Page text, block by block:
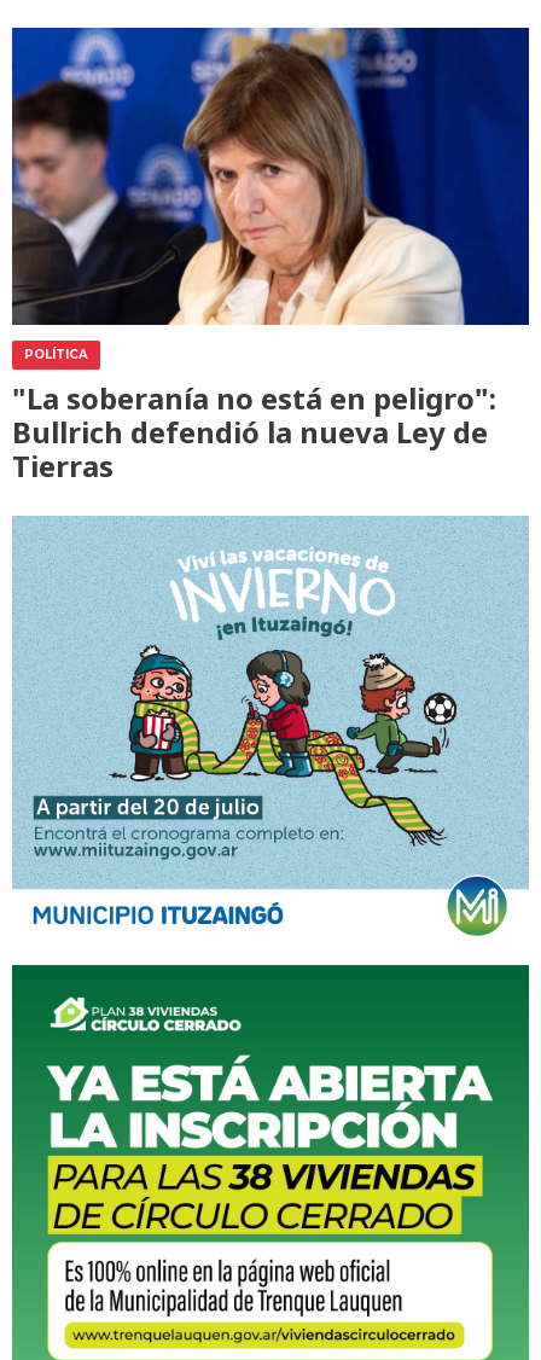
POLÍTICA
"La soberanía no está en peligro":
Bullrich defendió la nueva Ley de
Tierras